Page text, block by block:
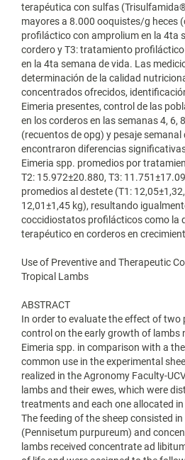
terapéutica con sulfas
mayores a 8.000 ooquistes/g heces
profiláctico con amprolium en la 4ta
cordero y T3: tratamiento
en la 4ta semana de vida. Las
determinación de la calidad
concentrados ofrecidos,
Eimeria presentes, control de las
en los corderos en las semanas 4, 6,
(recuentos de opg) y pesaje semanal
encontraron diferencias
Eimeria spp. promedios por
T2: 15.972±20.880, T3:
promedios al destete (T1:
12,01±1,45 kg), resultando
coccidiostatos profilácticos como la
terapéutico en corderos en
Use of Preventive and Therapeutic
Tropical Lambs
ABSTRACT
In order to evaluate the effect of two
control on the early growth of lambs
Eimeria spp. in comparison with a
common use in the experimental
realized in the Agronomy Faculty-
lambs and their ewes, which were
treatments and each one allocated
The feeding of the sheep consisted
(Pennisetum purpureum) and
lambs received concentrate ad